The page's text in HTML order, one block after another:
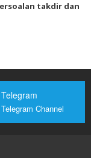
takdir dan
Telegram
Telegram Channel